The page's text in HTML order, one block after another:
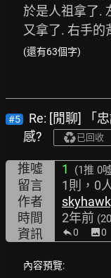
於是人祖拿了.
又拿了. 右手的
(還有63個字)
#5
Re: [閒聊] 「
感?
已回收
推噓 1 (1推 0
留言 1則，0
作者
時間 2年前
資訊 0 image0
內容預覽: